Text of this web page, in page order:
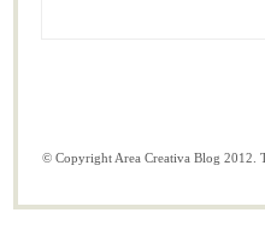
© Copyright Area Creativa Blog 2012.